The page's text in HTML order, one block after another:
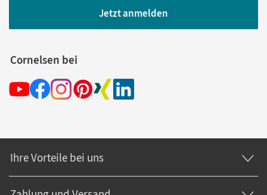
Jetzt anmelden
Cornelsen bei
Ihre Vorteile bei uns